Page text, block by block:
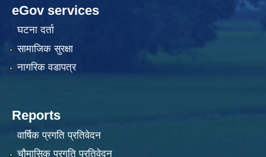
eGov services
घटना दर्ता
सामाजिक सुरक्षा
नागरिक वडापत्र
Reports
वार्षिक प्रगति प्रतिवेदन
चौमासिक प्रगति प्रतिवेदन